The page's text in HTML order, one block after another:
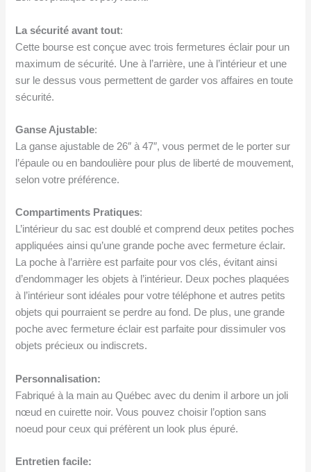
La sécurité avant tout:
Cette bourse est conçue avec trois fermetures éclair pour un
maximum de sécurité. Une à l’arrière, une à l’intérieur et une
sur le dessus vous permettent de garder vos affaires en toute
sécurité.
Ganse Ajustable:
La ganse ajustable de 26″ à 47″, vous permet de le porter sur
l’épaule ou en bandoulière pour plus de liberté de mouvement,
selon votre préférence.
Compartiments Pratiques:
L’intérieur du sac est doublé et comprend deux petites poches
appliquées ainsi qu’une grande poche avec fermeture éclair.
La poche à l’arrière est parfaite pour vos clés, évitant ainsi
d’endommager les objets à l’intérieur. Deux poches plaquées
à l’intérieur sont idéales pour votre téléphone et autres petits
objets qui pourraient se perdre au fond. De plus, une grande
poche avec fermeture éclair est parfaite pour dissimuler vos
objets précieux ou indiscrets.
Personnalisation:
Fabriqué à la main au Québec avec du denim il arbore un joli
nœud en cuirette noir. Vous pouvez choisir l’option sans
noeud pour ceux qui préfèrent un look plus épuré.
Entretien facile: